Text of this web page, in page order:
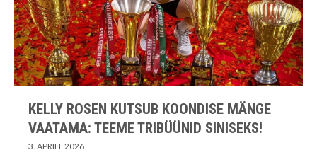
KELLY ROSEN KUTSUB KOONDISE MÄNGE
VAATAMA: TEEME TRIBÜÜNID SINISEKS!
3. APRILL 2026